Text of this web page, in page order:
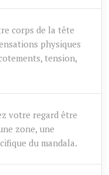
corps de la tête
physiques
tension,
votre regard être
zone, une
du mandala.